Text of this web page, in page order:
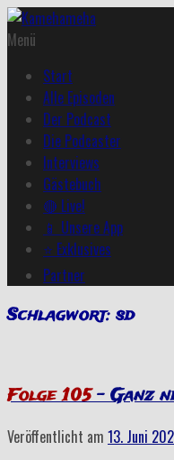
Menü
Start
Alle Episoden
Der Podcast
Die Podcaster
Interviews
Gästebuch
🔴 Live!
📱 Unsere App
⭐ Exklusives
Partner
Schlagwort: sd
Folge 105– Ganz
Veröffentlicht am 13. Juni